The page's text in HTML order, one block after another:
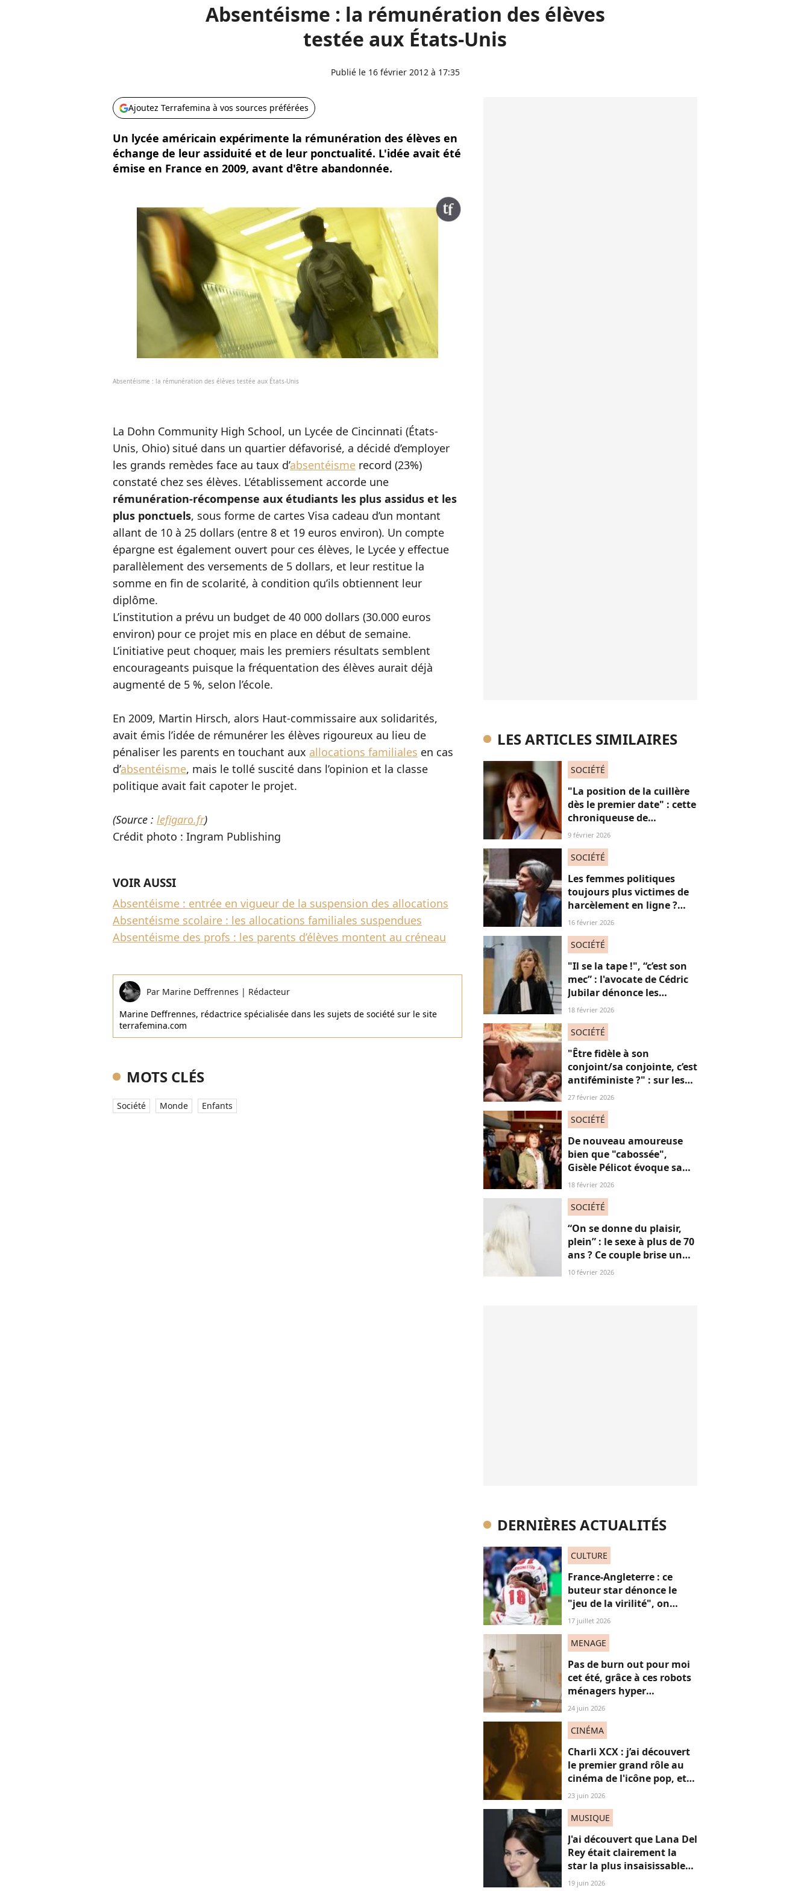
Absentéisme : la rémunération des élèves
testée aux États-Unis
Publié le 16 février 2012 à 17:35
Ajoutez Terrafemina à vos sources préférées
Un lycée américain expérimente la rémunération des élèves en
échange de leur assiduité et de leur ponctualité. L'idée avait été
émise en France en 2009, avant d'être abandonnée.
Absentéisme : la rémunération des élèves testée aux États-Unis
La Dohn Community High School, un Lycée de Cincinnati (États-
Unis, Ohio) situé dans un quartier défavorisé, a décidé d’employer
les grands remèdes face au taux d’absentéisme record (23%)
constaté chez ses élèves. L’établissement accorde une
rémunération-récompense aux étudiants les plus assidus et les
plus ponctuels, sous forme de cartes Visa cadeau d’un montant
allant de 10 à 25 dollars (entre 8 et 19 euros environ). Un compte
épargne est également ouvert pour ces élèves, le Lycée y effectue
parallèlement des versements de 5 dollars, et leur restitue la
somme en fin de scolarité, à condition qu’ils obtiennent leur
diplôme.
L’institution a prévu un budget de 40 000 dollars (30.000 euros
environ) pour ce projet mis en place en début de semaine.
L’initiative peut choquer, mais les premiers résultats semblent
encourageants puisque la fréquentation des élèves aurait déjà
augmenté de 5 %, selon l’école.
En 2009, Martin Hirsch, alors Haut-commissaire aux solidarités,
avait émis l’idée de rémunérer les élèves rigoureux au lieu de
pénaliser les parents en touchant aux allocations familiales en cas
d’absentéisme, mais le tollé suscité dans l’opinion et la classe
politique avait fait capoter le projet.
(Source : lefigaro.fr)
Crédit photo : Ingram Publishing
VOIR AUSSI
Absentéisme : entrée en vigueur de la suspension des allocations
Absentéisme scolaire : les allocations familiales suspendues
Absentéisme des profs : les parents d’élèves montent au créneau
Par Marine Deffrennes | Rédacteur
Marine Deffrennes, rédactrice spécialisée dans les sujets de société sur le site
terrafemina.com
MOTS CLÉS
Société Monde Enfants
LES ARTICLES SIMILAIRES
SOCIÉTÉ
"La position de la cuillère
dès le premier date" : cette
chroniqueuse de
Quotidien s'amuse de
absolument jubilatoire
9 février 2026
SOCIÉTÉ
Les femmes politiques
toujours plus victimes de
harcèlement en ligne ?
Une étude interroge ce
16 février 2026
SOCIÉTÉ
"Il se la tape !", “c’est son
mec” : l'avocate de Cédric
Jubilar dénonce les
réflexions misogynes
subissent toutes ses
consœurs
18 février 2026
SOCIÉTÉ
"Être fidèle à son
conjoint/sa conjointe, c’est
antiféministe ?" : sur les
réseaux sociaux, cette
27 février 2026
SOCIÉTÉ
De nouveau amoureuse
bien que "cabossée",
Gisèle Pélicot évoque sa
nouvelle vie avec
18 février 2026
SOCIÉTÉ
“On se donne du plaisir,
plein” : le sexe à plus de 70
ans ? Ce couple brise un
non-dit sur ces images
10 février 2026
DERNIÈRES ACTUALITÉS
CULTURE
France-Angleterre : ce
buteur star dénonce le
"jeu de la virilité", on
décrypte ses mots pas très
17 juillet 2026
MENAGE
Pas de burn out pour moi
cet été, grâce à ces robots
ménagers hyper
performants
24 juin 2026
CINÉMA
Charli XCX : j’ai découvert
le premier grand rôle au
cinéma de l'icône pop, et
c'est un vrai OVNI
23 juin 2026
MUSIQUE
J'ai découvert que Lana Del
Rey était clairement la
star la plus insaisissable
de la pop, et voici
19 juin 2026